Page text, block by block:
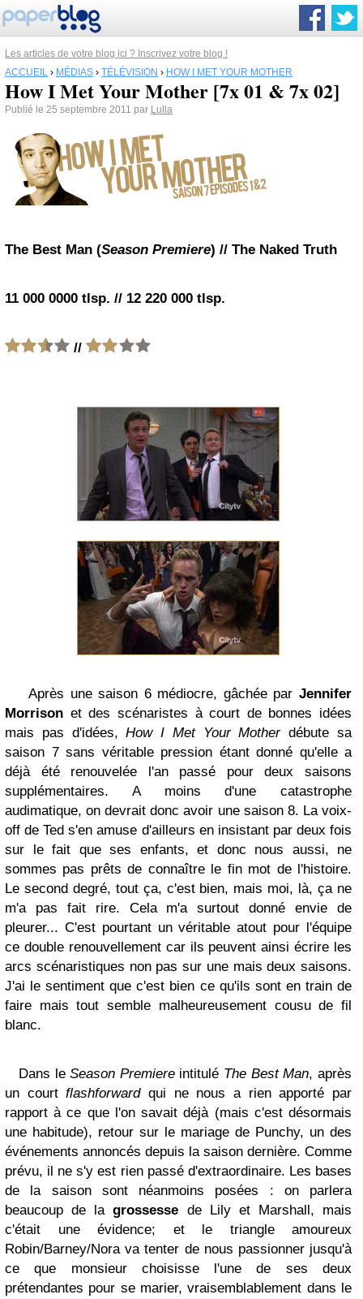
Les articles de votre blog ici ? Inscrivez votre blog !
ACCUEIL › MÉDIAS › TÉLÉVISION › HOW I MET YOUR MOTHER
How I Met Your Mother [7x 01 & 7x 02]
Publié le 25 septembre 2011 par Lulla
The Best Man (Season Premiere) // The Naked Truth
11 000 0000 tlsp. // 12 220 000 tlsp.
//
Après une saison 6 médiocre, gâchée par Jennifer
Morrison et des scénaristes à court de bonnes idées
mais pas d'idées,How I Met Your Motherdébute sa
saison 7 sans véritable pression étant donné qu'elle a
déjà été renouvelée l'an passé pour deux saisons
supplémentaires. A moins d'une catastrophe
audimatique, on devrait donc avoir une saison 8. La voix-
off de Ted s'en amuse d'ailleurs en insistant par deux fois
sur le fait que ses enfants, et donc nous aussi, ne
sommes pas prêts de connaître le fin mot de l'histoire.
Le second degré, tout ça, c'est bien, mais moi, là, ça ne
m'a pas fait rire. Cela m'a surtout donné envie de
pleurer... C'est pourtant un véritable atout pour l'équipe
ce double renouvellement car ils peuvent ainsi écrire les
arcs scénaristiques non pas sur une mais deux saisons.
J'ai le sentiment que c'est bien ce qu'ils sont en train de
faire mais tout semble malheureusement cousu de fil
blanc.
Dans leSeason Premiereintitulé The Best Man, après
un courtflashforwardqui ne nous a rien apporté par
rapport à ce que l'on savait déjà (mais c'est désormais
une habitude), retour sur le mariage de Punchy, un des
événements annoncés depuis la saison dernière. Comme
prévu, il ne s'y est rien passé d'extraordinaire. Les bases
de la saison sont néanmoins posées : on parlera
beaucoup de lagrossesse de Lily et Marshall, mais
c'était une évidence; et le triangle amoureux
Robin/Barney/Nora va tenter de nous passionner jusqu'à
ce que monsieur choisisse l'une de ses deux
prétendantes pour se marier, vraisemblablement dans le